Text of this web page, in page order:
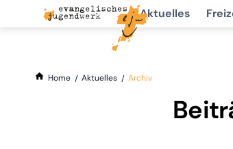
Aktuelles
Home Aktuelles Archiv